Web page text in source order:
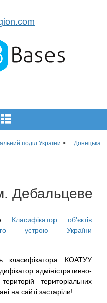
поділ України >
Донецька
Дебальцеве
Класифікатор об'єктів
устрою України
класифікатора КОАТУУ
адміністративно-
територіальних
на сайті застаріли!